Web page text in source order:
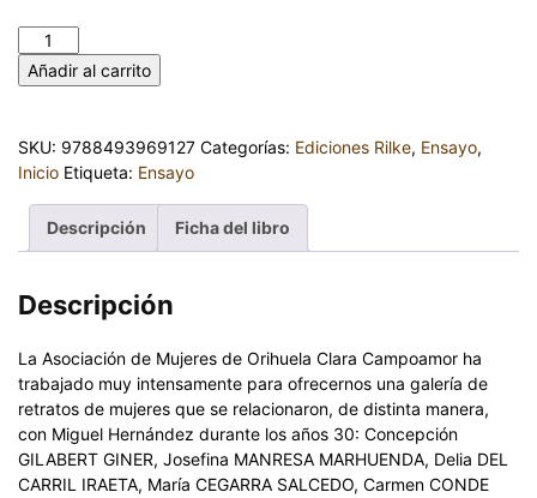
Añadir al carrito
SKU: 9788493969127 Categorías: Ediciones Rilke, Ensayo,
Inicio Etiqueta: Ensayo
Descripción Ficha del libro
Descripción
La Asociación de Mujeres de Orihuela Clara Campoamor ha
trabajado muy intensamente para ofrecernos una galería de
retratos de mujeres que se relacionaron, de distinta manera,
con Miguel Hernández durante los años 30: Concepción
GILABERT GINER, Josefina MANRESA MARHUENDA, Delia DEL
CARRIL IRAETA, María CEGARRA SALCEDO, Carmen CONDE